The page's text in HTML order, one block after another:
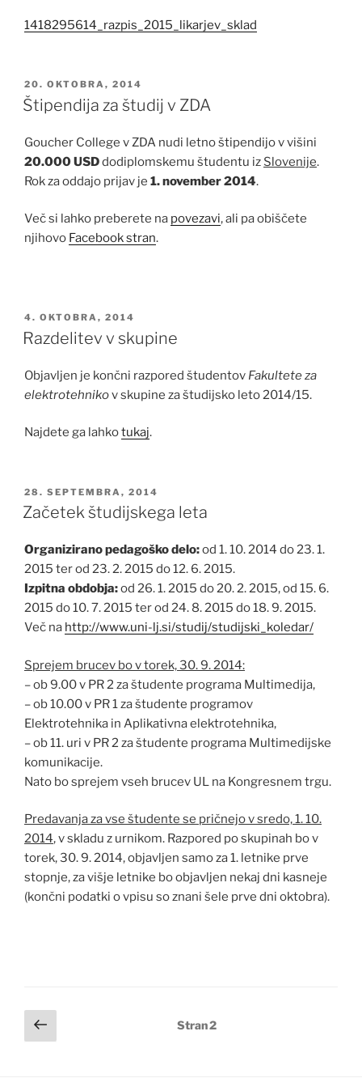
1418295614_razpis_2015_likarjev_sklad
OBJAVLJENO
DNE
20. OKTOBRA, 2014
Štipendija za študij v ZDA
Goucher College v ZDA nudi letno štipendijo v višini
20.000 USDdodiplomskemu študentu iz Slovenije.
Rok za oddajo prijav je 1. november 2014.
Več si lahko preberete na povezavi, ali pa obiščete
njihovo Facebook stran.
OBJAVLJENO
DNE
4. OKTOBRA, 2014
Razdelitev v skupine
Objavljen je končni razpored študentov Fakultete za
elektrotehnikov skupine za študijsko leto 2014/15.
Najdete ga lahkotukaj.
OBJAVLJENO
DNE
28. SEPTEMBRA, 2014
Začetek študijskega leta
Organizirano pedagoško delo:od 1. 10. 2014 do 23. 1.
2015 ter od 23. 2. 2015 do 12. 6. 2015.
Izpitna obdobja:od 26. 1. 2015 do 20. 2. 2015, od 15. 6.
2015 do 10. 7. 2015 ter od 24. 8. 2015 do 18. 9. 2015.
Več na http://www.uni-lj.si/studij/studijski_koledar/
Sprejem brucev bo v torek, 30. 9. 2014:
– ob 9.00 v PR 2 za študente programa Multimedija,
– ob 10.00 v PR 1 za študente programov
Elektrotehnika in Aplikativna elektrotehnika,
– ob 11. uri v PR 2 za študente programa Multimedijske
komunikacije.
Nato bo sprejem vseh brucev UL na Kongresnem trgu.
Predavanja za vse študente se pričnejo v sredo, 1. 10.
2014, v skladu z urnikom. Razpored po skupinah bo v
torek, 30. 9. 2014, objavljen samo za 1. letnike prve
stopnje, za višje letnike bo objavljen nekaj dni kasneje
(končni podatki o vpisu so znani šele prve dni oktobra).
Navigacija
prispevkov
Prejšnja
stran
Stran2